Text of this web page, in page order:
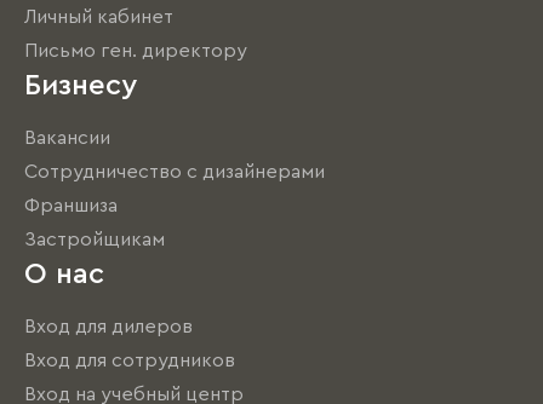
Личный кабинет
Письмо ген. директору
Бизнесу
Вакансии
Сотрудничество с дизайнерами
Франшиза
Застройщикам
О нас
Вход для дилеров
Вход для сотрудников
Вход на учебный центр